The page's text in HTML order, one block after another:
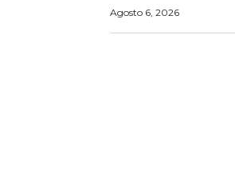
Agosto 6, 2026